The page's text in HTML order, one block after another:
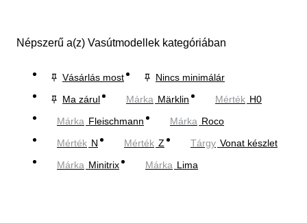
Népszerű a(z) Vasútmodellek kategóriában
Vásárlás most
Nincs minimálár
Ma zárul
Márka Märklin Mérték H0
Márka Fleischmann Márka Roco
Mérték N Mérték Z Tárgy Vonat készlet
Márka Minitrix Márka Lima